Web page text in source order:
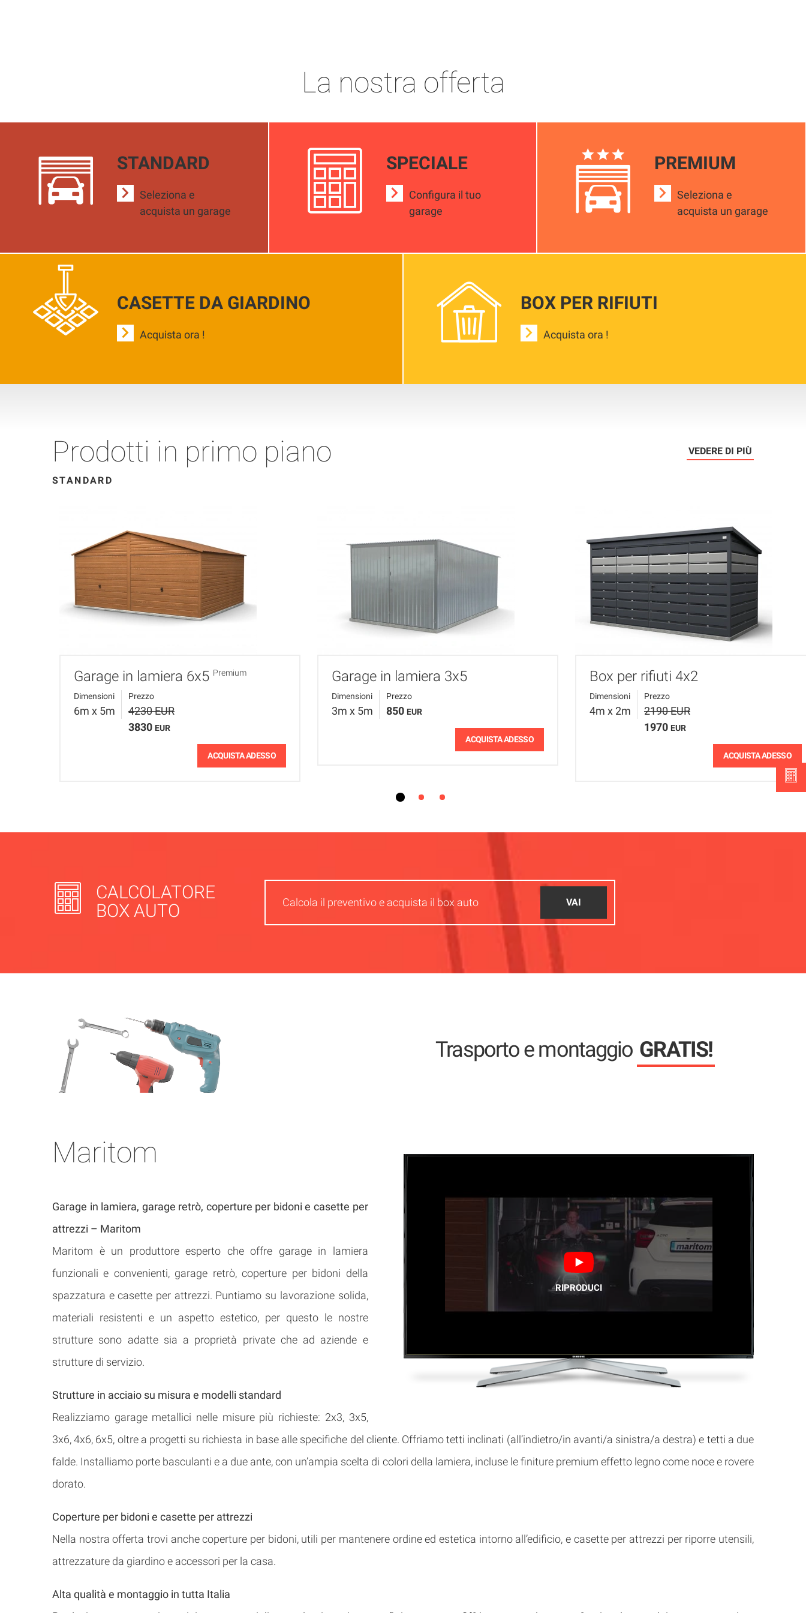
La nostra offerta
STANDARD
Seleziona e
acquista un garage
SPECIALE
Configura il tuo
garage
PREMIUM
Seleziona e
acquista un garage
CASETTE DA GIARDINO
Acquista ora !
BOX PER RIFIUTI
Acquista ora !
Prodotti in primo piano
STANDARD
VEDERE DI PIÙ
Garage in lamiera 6x5 Premium
Dimensioni
6m x 5m
Prezzo
4230 EUR
3830 EUR
ACQUISTA ADESSO
Garage in lamiera 3x5
Dimensioni
3m x 5m
Prezzo
850 EUR
ACQUISTA ADESSO
Box per rifiuti 4x2
Dimensioni
4m x 2m
Prezzo
2190 EUR
1970 EUR
ACQUISTA ADESSO
CALCOLATORE
BOX AUTO
Calcola il preventivo e acquista il box auto VAI
Trasporto e montaggio GRATIS!
Maritom
RIPRODUCI
Garage in lamiera, garage retrò, coperture per bidoni e casette per
attrezzi – Maritom
Maritom è un produttore esperto che offre garage in lamiera
funzionali e convenienti, garage retrò, coperture per bidoni della
spazzatura e casette per attrezzi. Puntiamo su lavorazione solida,
materiali resistenti e un aspetto estetico, per questo le nostre
strutture sono adatte sia a proprietà private che ad aziende e
strutture di servizio.
Strutture in acciaio su misura e modelli standard
Realizziamo garage metallici nelle misure più richieste: 2x3, 3x5,
3x6, 4x6, 6x5, oltre a progetti su richiesta in base alle specifiche del cliente. Offriamo tetti inclinati (all’indietro/in avanti/a sinistra/a destra) e tetti a due
falde. Installiamo porte basculanti e a due ante, con un’ampia scelta di colori della lamiera, incluse le finiture premium effetto legno come noce e rovere
dorato.
Coperture per bidoni e casette per attrezzi
Nella nostra offerta trovi anche coperture per bidoni, utili per mantenere ordine ed estetica intorno all’edificio, e casette per attrezzi per riporre utensili,
attrezzature da giardino e accessori per la casa.
Alta qualità e montaggio in tutta Italia